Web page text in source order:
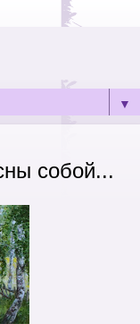
▼
собой...